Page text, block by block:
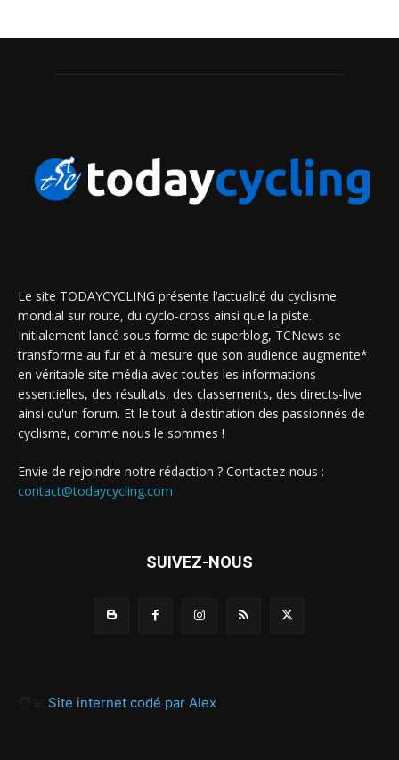
Le site TODAYCYCLING présente l’actualité du cyclisme
mondial sur route, du cyclo-cross ainsi que la piste.
Initialement lancé sous forme de superblog, TCNews se
transforme au fur et à mesure que son audience augmente*
en véritable site média avec toutes les informations
essentielles, des résultats, des classements, des directs-live
ainsi qu'un forum. Et le tout à destination des passionnés de
cyclisme, comme nous le sommes !
Envie de rejoindre notre rédaction ? Contactez-nous :
contact@todaycycling.com
SUIVEZ-NOUS
Site internet codé par Alex